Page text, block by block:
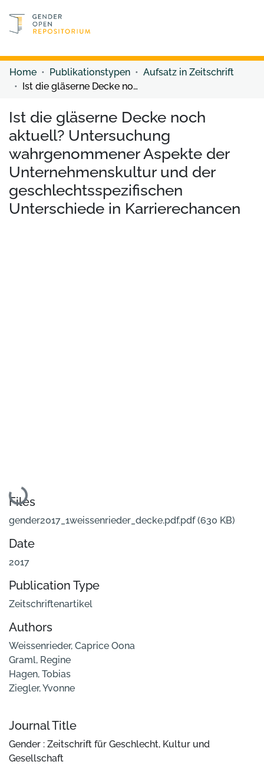
Discover content
Home Publikationstypen
Aufsatz in Zeitschrift
Ist die gläserne Decke noch aktuell? Untersuchung wahrgenommener Aspekte der Unternehmenskultur und der geschlechtsspezifischen Unterschiede in Karrierechancen
Ist die gläserne Decke noch
aktuell? Untersuchung
wahrgenommener Aspekte der
Unternehmenskultur und der
geschlechtsspezifischen
Unterschiede in Karrierechancen
Loading...
Files
gender2017_1weissenrieder_decke.pdf.pdf(630 KB)
Date
2017
Publication Type
Zeitschriftenartikel
Authors
Weissenrieder, Caprice Oona
Graml, Regine
Hagen, Tobias
Ziegler, Yvonne
Journal Title
Gender : Zeitschrift für Geschlecht, Kultur und
Gesellschaft